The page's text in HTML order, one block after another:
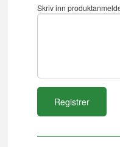
Skriv inn